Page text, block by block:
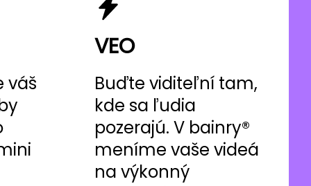
váš
VEO
Buďte viditeľní tam,
kde sa ľudia
pozerajú. V bainry®
meníme vaše videá
na výkonný